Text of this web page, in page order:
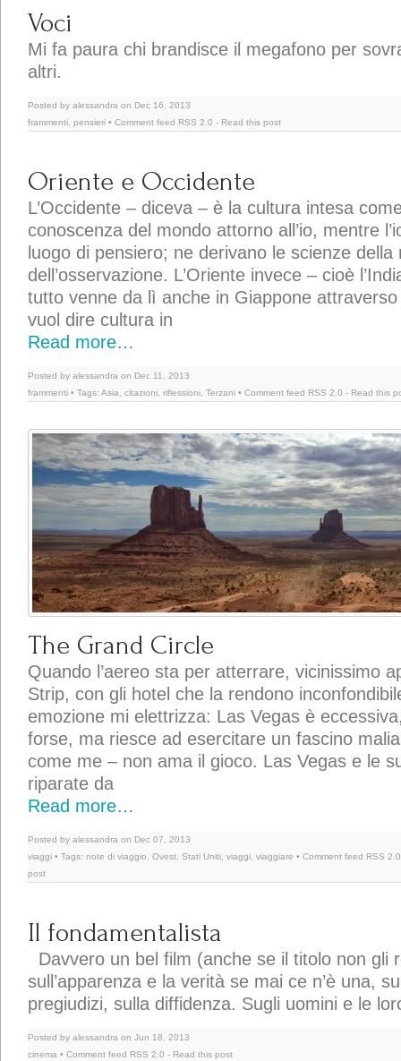
Voci
Mi fa paura chi brandisce il megafono per
altri.
Posted by alessandra on Dec 16, 2013
frammenti pensieri • Comment feed RSS 2.0 - Read this post
Oriente e Occidente
L’Occidente – diceva – è la cultura intesa
conoscenza del mondo attorno all’io, mentre
luogo di pensiero; ne derivano le scienze della
dell’osservazione. L’Oriente invece – cioè
tutto venne da lì anche in Giappone
vuol dire cultura in
Read more…
Posted by alessandra on Dec 11, 2013
frammenti • Tags: Asia citazioni riflessioni Terzani • Comment feed RSS 2.0 - Read this
The Grand Circle
Quando l’aereo sta per atterrare, vicinissimo
Strip, con gli hotel che la rendono
emozione mi elettrizza: Las Vegas è
forse, ma riesce ad esercitare un fascino
come me – non ama il gioco. Las Vegas e le
riparate da
Read more…
Posted by alessandra on Dec 07, 2013
viaggi • Tags: note di viaggio Ovest Stati Uniti viaggi viaggiare • Comment feed RSS 2.0
post
Il fondamentalista
Davvero un bel film (anche se il titolo non gli
sull’apparenza e la verità se mai ce n’è una,
pregiudizi, sulla diffidenza. Sugli uomini e le
Posted by alessandra on Jun 18, 2013
cinema • Comment feed RSS 2.0 - Read this post